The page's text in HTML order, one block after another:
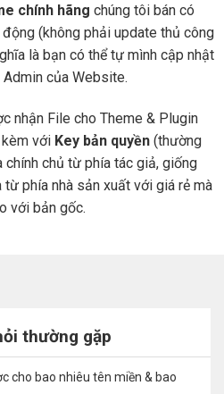
chính hãng chúng tôi bán có
(không phải update thủ công
là bạn có thể tự mình cập nhật
của Website.
nhận File cho Theme & Plugin
với Key bản quyền (thường
chính chủ từ phía tác giả, giống
phía nhà sản xuất với giá rẻ mà
với bản gốc.
thường gặp
cho bao nhiêu tên miền & bao